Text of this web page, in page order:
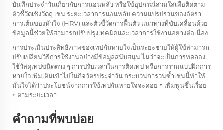
บันทึกประจำวันเกี่ยวกับการนอนหลับ หรือใช้อุปกรณ์สวมใส่เพื่อติดตาม
ตัวชี้วัดเชิงวัตถุ เช่น ระยะเวลาการนอนหลับ ความแปรปรวนของอัตรา
การเต้นของหัวใจ (HRV) และตัวชี้วัดการฟื้นตัว แนวทางที่ขับเคลื่อนด้วย
ข้อมูลนี้ช่วยให้สามารถปรับปรุงเทคนิคและเวลาการใช้งานอย่างต่อเนื่อง
การประเมินประสิทธิภาพของเทปกันหายใจเป็นระยะช่วยให้ผู้ใช้สามารถ
ปรับเปลี่ยนวิธีการใช้งานอย่างมีข้อมูลสนับสนุน ไม่ว่าจะเป็นการทดลอง
ใช้วัสดุเทปชนิดต่าง ๆ การปรับเวลาในการติดเทป หรือการรวมแบบฝึกการ
หายใจเพิ่มเติมเข้าไปในกิจวัตรประจำวัน กระบวนการวนซ้ำเช่นนี้ทำให้
มั่นใจได้ว่าประโยชน์จากการใช้เทปกันหายใจจะค่อย ๆ เพิ่มพูนขึ้นเรื่อย
ๆ ตามระยะเวลา
คำถามที่พบบ่อย